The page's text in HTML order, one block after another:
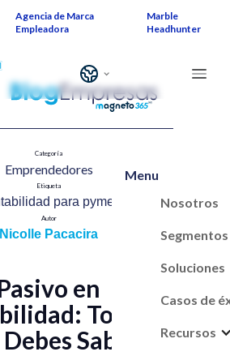
Agencia de Marca
Empleadora
Marble
Headhunter
Menu
Nosotros
Segmentos
Soluciones
Casos de
Recursos
Categoría
Emprendedores​
Etiqueta
para pymes​
Autor
Nicolle Pacacira
en
Todo lo
Saber